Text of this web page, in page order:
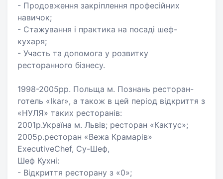
- Продовження закріплення професійних
навичок;
- Стажування і практика на посаді шеф-
кухаря;
- Участь та допомога у розвитку
ресторанного бізнесу.
1998-2005рр. Польща м. Познань ресторан-
готель «Ikar», а також в цей період відкриття з
«НУЛЯ» таких ресторанів:
2001р.Україна м. Львів; ресторан «Кактус»;
2005р.ресторан «Вежа Крамарів»
ExecutiveChef, Су-Шеф,
Шеф Кухні:
- Відкриття ресторану з «0»;